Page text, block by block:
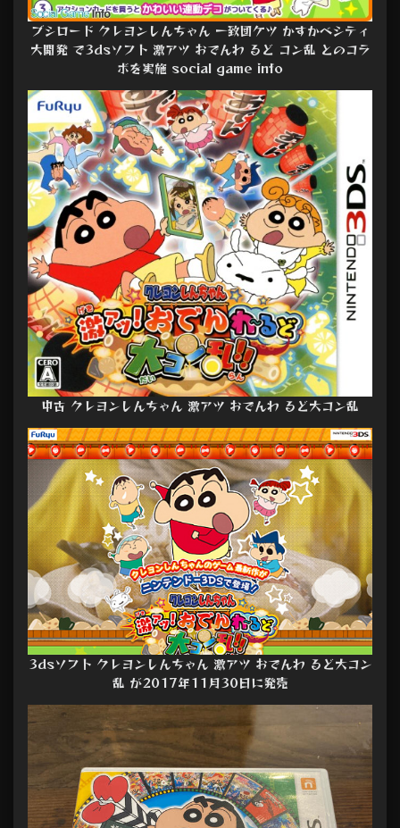
ブシロード クレヨンしんちゃん 一致団ケツ かすかべシティ
大開発 で3dsソフト 激アツ おでんわ るど コン乱 とのコラ
ボを実施 social game info
中古 クレヨンしんちゃん 激アツ おでんわ るど大コン乱
3dsソフト クレヨンしんちゃん 激アツ おでんわ るど大コン
乱 が2017年11月30日に発売